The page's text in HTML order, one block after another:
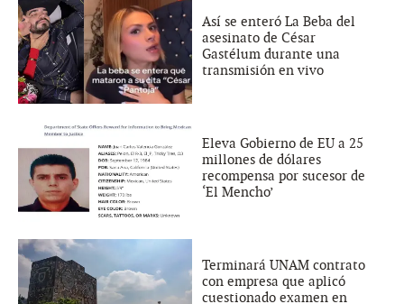
Así se enteró La Beba del
asesinato de César
Gastélum durante una
transmisión en vivo
Eleva Gobierno de EU a 25
millones de dólares
recompensa por sucesor de
‘El Mencho’
Terminará UNAM contrato
con empresa que aplicó
cuestionado examen en